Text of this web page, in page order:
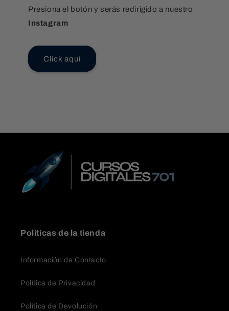
Presiona el botón y serás redirigido a nuestro
Instagram
Click aquí
Políticas de la tienda
Información de Contacto
Política de Privacidad
Política de Devolución